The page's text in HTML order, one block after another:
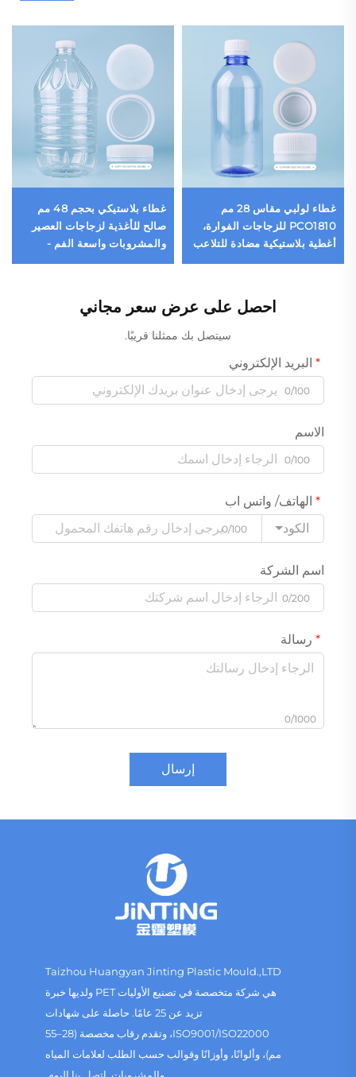
غطاء لولبي مقاس 28 مم
PCO1810 للزجاجات الفوارة،
أغطية بلاستيكية مضادة للتلاعب
غطاء بلاستيكي بحجم 48 مم
صالح للأغذية لزجاجات العصير
والمشروبات واسعة الفم -
احصل على عرض سعر مجاني
سيتصل بك ممثلنا قريبًا.
البريد الإلكتروني
0/100
الاسم
0/100
الهاتف/ واتس اب
الكود
0/100
اسم الشركة
0/200
رسالة
0/1000
إرسال
Taizhou Huangyan Jinting Plastic Mould.,LTD
هي شركة متخصصة في تصنيع الأوليات PET ولديها خبرة
تزيد عن 25 عامًا. حاصلة على شهادات
ISO9001/ISO22000، وتقدم رقاب مخصصة (28–55
مم)، وألوانًا، وأوزانًا وقوالب حسب الطلب لعلامات المياه